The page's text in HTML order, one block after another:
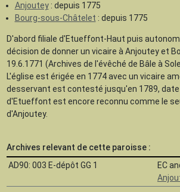
Anjoutey: depuis 1775
Bourg-sous-Châtelet : depuis 1775
D'abord filiale d'Etueffont-Haut puis
décision de donner un vicaire à Anjoutey et
19.6.1771 (Archives de l'évêché de Bâle à
L'église est érigée en 1774 avec un vicaire
desservant est contesté jusqu'en 1789, date
d'Etueffont est encore reconnu comme le
d'Anjoutey.
Archives relevant de cette paroisse :
AD90: 003 E-dépôt GG 1
EC